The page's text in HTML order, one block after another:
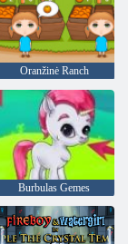
Oranžinė Ranch
Burbulas Gemes